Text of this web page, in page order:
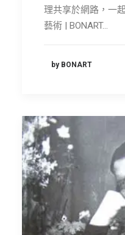
理共享於網路，一
藝術 | BONART…
by BONART